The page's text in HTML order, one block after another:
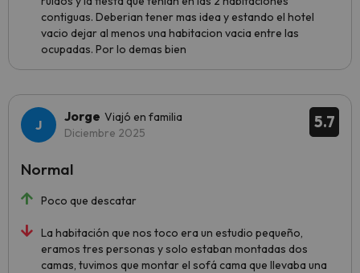
contiguas. Deberian tener mas idea y estando el hotel
vacio dejar al menos una habitacion vacia entre las
ocupadas. Por lo demas bien
5.7
Jorge Viajó en familia
Diciembre 2025
Poco que descatar
La habitación que nos toco era un estudio pequeño,
eramos tres personas y solo estaban montadas dos
camas, tuvimos que montar el sofá cama que llevaba una
Normal